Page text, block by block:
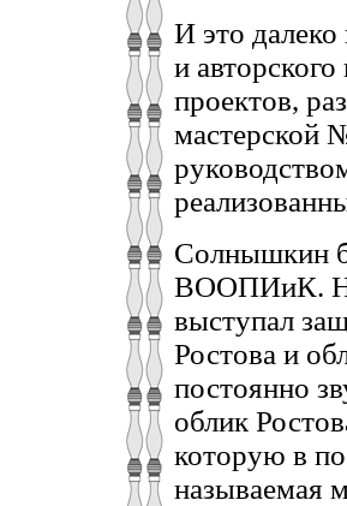
И это
и
проектов,
мастерской
Солнышкин
ВООПИиК. На
выступал
Ростова и
постоянно
облик
которую в
называемая